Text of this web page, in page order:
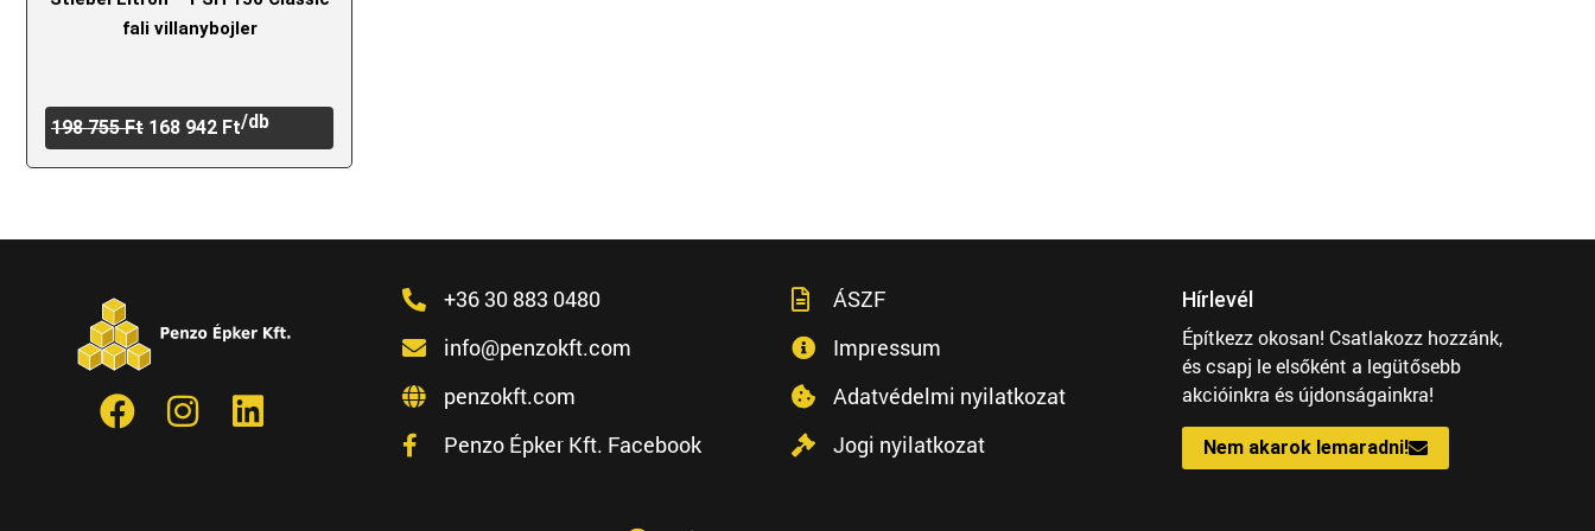
fali villanybojler
198 755Ft 168 942 Ft/db
+36 30 883 0480
info@penzokft.com
penzokft.com
Penzo Épker Kft. Facebook
ÁSZF
Impressum
Adatvédelmi nyilatkozat
Jogi nyilatkozat
Hírlevél
Építkezz okosan! Csatlakozz hozzánk,
és csapj le elsőként a legütősebb
akcióinkra és újdonságainkra!
Nem akarok lemaradni!